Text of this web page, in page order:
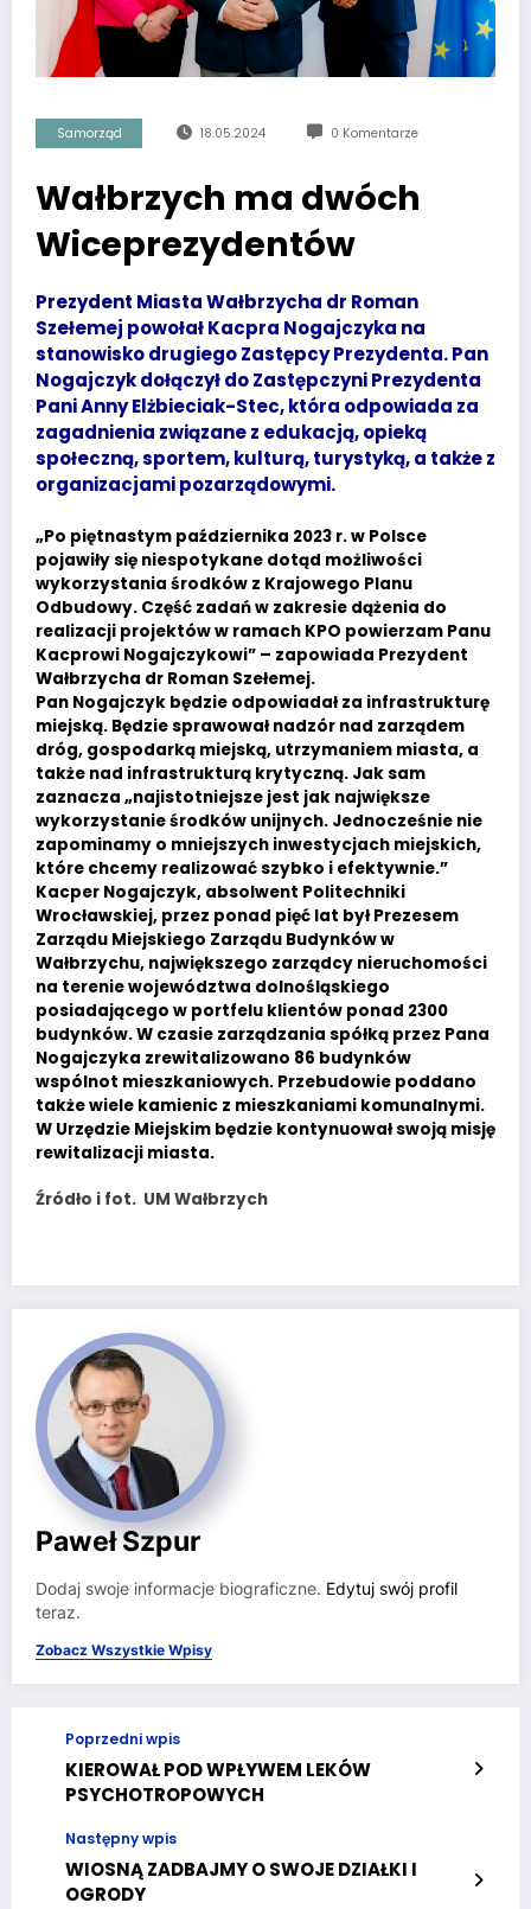
Samorząd 18.05.2024 0 Komentarze
Wałbrzych ma dwóch
Wiceprezydentów
Prezydent Miasta Wałbrzycha dr Roman
Szełemej powołał Kacpra Nogajczyka na
stanowisko drugiego Zastępcy Prezydenta. Pan
Nogajczyk dołączył do Zastępczyni Prezydenta
Pani Anny Elżbieciak-Stec, która odpowiada za
zagadnienia związane z edukacją, opieką
społeczną, sportem, kulturą, turystyką, a także z
organizacjami pozarządowymi.
„Po piętnastym października 2023 r. w Polsce
pojawiły się niespotykane dotąd możliwości
wykorzystania środków z Krajowego Planu
Odbudowy. Część zadań w zakresie dążenia do
realizacji projektów w ramach KPO powierzam Panu
Kacprowi Nogajczykowi” – zapowiada Prezydent
Wałbrzycha dr Roman Szełemej.
Pan Nogajczyk będzie odpowiadał za infrastrukturę
miejską. Będzie sprawował nadzór nad zarządem
dróg, gospodarką miejską, utrzymaniem miasta, a
także nad infrastrukturą krytyczną. Jak sam
zaznacza „najistotniejsze jest jak największe
wykorzystanie środków unijnych. Jednocześnie nie
zapominamy o mniejszych inwestycjach miejskich,
które chcemy realizować szybko i efektywnie.”
Kacper Nogajczyk, absolwent Politechniki
Wrocławskiej, przez ponad pięć lat był Prezesem
Zarządu Miejskiego Zarządu Budynków w
Wałbrzychu, największego zarządcy nieruchomości
na terenie województwa dolnośląskiego
posiadającego w portfelu klientów ponad 2300
budynków. W czasie zarządzania spółką przez Pana
Nogajczyka zrewitalizowano 86 budynków
wspólnot mieszkaniowych. Przebudowie poddano
także wiele kamienic z mieszkaniami komunalnymi.
W Urzędzie Miejskim będzie kontynuował swoją misję
rewitalizacji miasta.
Źródło i fot. UM Wałbrzych
Paweł Szpur
Dodaj swoje informacje biograficzne. Edytuj swój profil
teraz.
Zobacz Wszystkie Wpisy
Poprzedni wpis
KIEROWAŁ POD WPŁYWEM LEKÓW
PSYCHOTROPOWYCH
Następny wpis
WIOSNĄ ZADBAJMY O SWOJE DZIAŁKI I
OGRODY